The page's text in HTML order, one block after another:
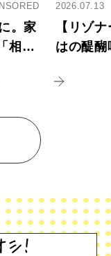
。家
相続
2026.07.13
【リゾ
はの醍